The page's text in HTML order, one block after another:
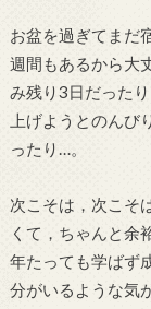
お盆を過ぎてまだ
週間もあるから大
み残り3日だった
上げようとのん
ったり…。
次こそは，次こそ
くて，ちゃんと余
年たっても学ばず
分がいるような気